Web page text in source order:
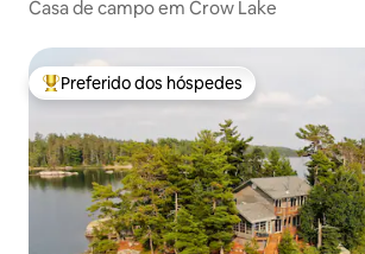
Casa de campo em Crow Lake
Entre os melhores preferidos dos hóspedes
Preferido dos hóspedes